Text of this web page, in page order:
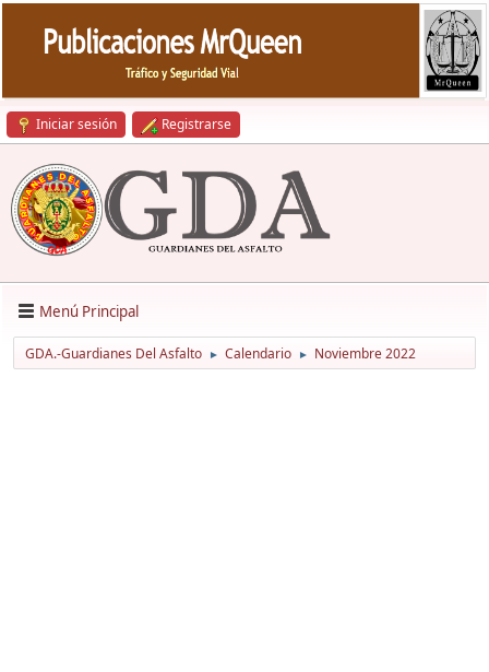
Iniciar sesión Registrarse
Menú Principal
GDA.-Guardianes Del Asfalto ► Calendario ► Noviembre 2022